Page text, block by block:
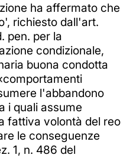
ha affermato che
richiesto dall'art.
pen. per la
condizionale,
buona condotta
l'abbandono
i quali assume
fattiva volontà del reo
le conseguenze
1, n. 486 del